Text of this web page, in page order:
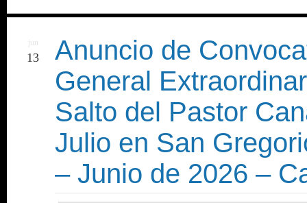
jun
13
Anuncio de
General
Salto del Pastor
Julio en San
– Junio de 2026 –